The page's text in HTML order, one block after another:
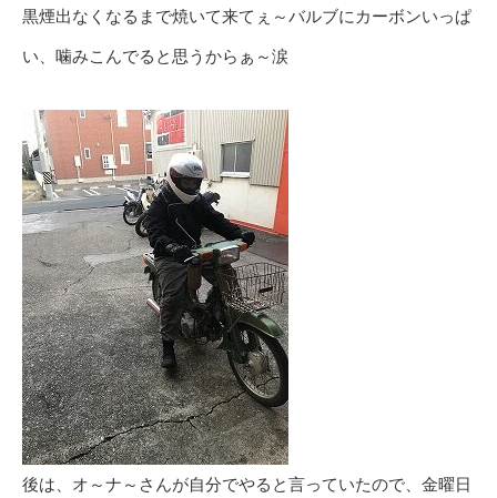
黒煙出なくなるまで焼いて来てぇ～バルブにカーボンいっぱ
い、噛みこんでると思うからぁ～涙
後は、オ～ナ～さんが自分でやると言っていたので、金曜日